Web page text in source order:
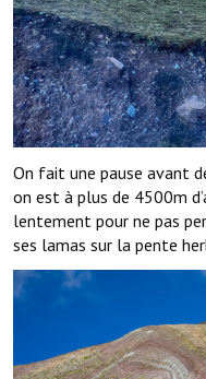
On fait une pause avant
on est à plus de 4500m
lentement pour ne pas
ses lamas sur la pente